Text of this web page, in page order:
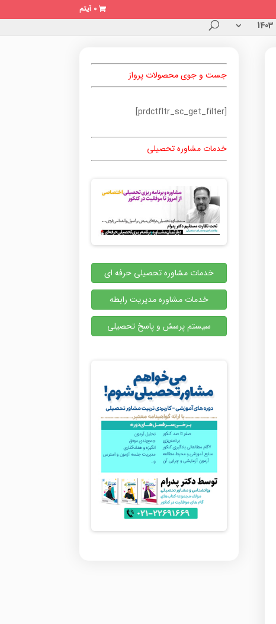
0 آیتم
جست و جوی محصولات پرواز
[prdctfltr_sc_get_filter]
خدمات مشاوره تحصیلی
خدمات مشاوره تحصیلی حرفه ای
خدمات مشاوره مدیریت رابطه
سیستم پرسش و پاسخ تحصیلی